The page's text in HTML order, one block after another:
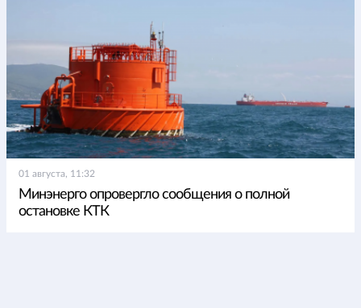
01 августа, 11:32
Минэнерго опровергло сообщения о полной
остановке КТК